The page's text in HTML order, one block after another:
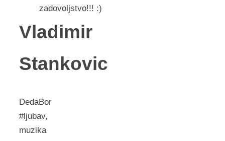
Vladimir
Stankovic
DedaBor
#ljubav,
muzika
zadovoljstvo!!! :)